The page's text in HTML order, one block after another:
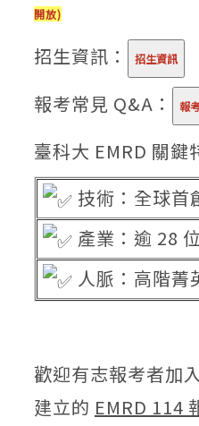
開放)
招生資訊：
報考常見 Q&A：
臺科大 EMRD 關鍵
技術：全球首
產業：逾 28
人脈：高階菁
歡迎有志報考者加
建立的 EMRD 114